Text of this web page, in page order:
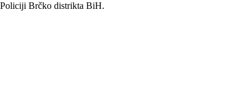
Policiji Brčko distrikta BiH.